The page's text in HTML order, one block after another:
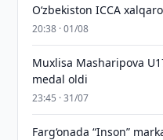
O‘zbekiston ICCA
20:38 · 01/08
Muxlisa Masharipova
medal oldi
23:45 · 31/07
Farg‘onada “Inson”